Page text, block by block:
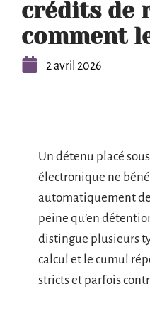
crédits de
comment
2 avril 2026
Un détenu placé
électronique ne
automatiquement
peine qu’en
distingue plusieurs
calcul et le cumul
stricts et parfois